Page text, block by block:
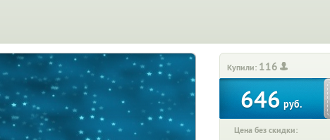
Купили: 116
646 руб.
Цена без скидки: